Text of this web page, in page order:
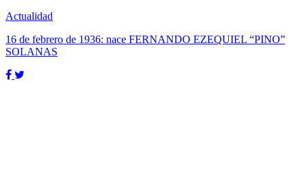
Actualidad
16 de febrero de 1936: nace FERNANDO EZEQUIEL “PINO”
SOLANAS